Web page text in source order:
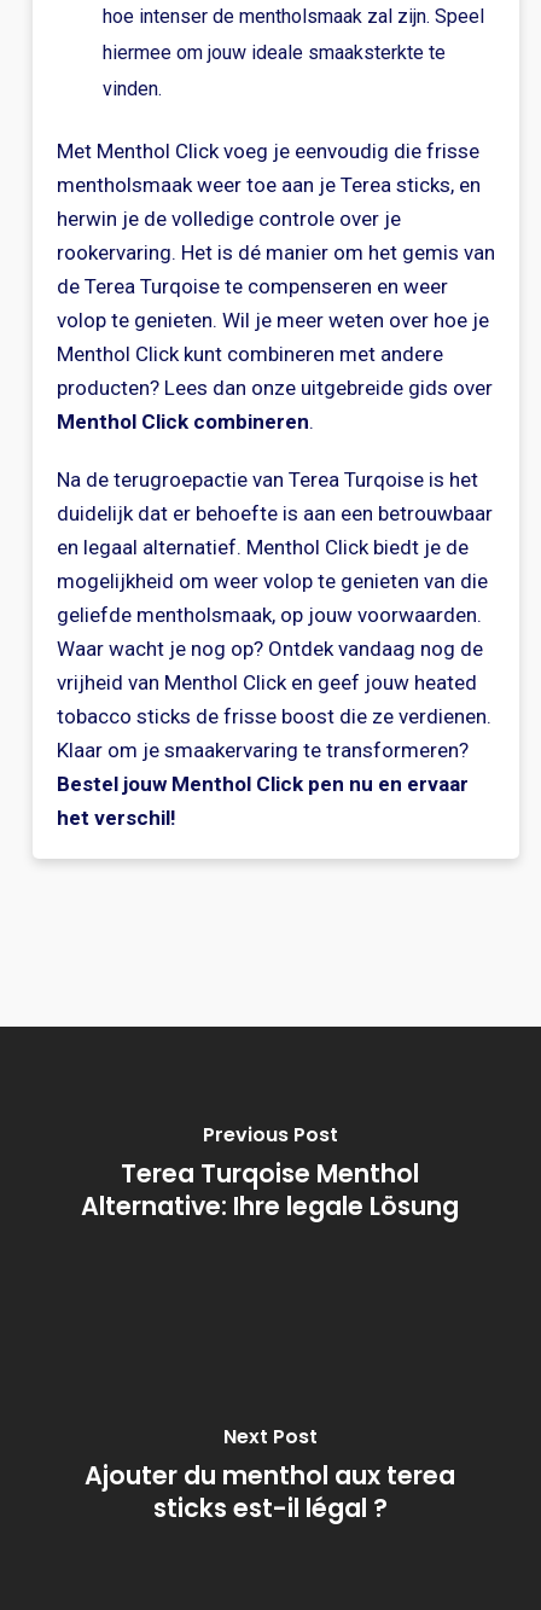
hoe intenser de mentholsmaak zal zijn. Speel
hiermee om jouw ideale smaaksterkte te
vinden.
Met Menthol Click voeg je eenvoudig die frisse
mentholsmaak weer toe aan je Terea sticks, en
herwin je de volledige controle over je
rookervaring. Het is dé manier om het gemis van
de Terea Turqoise te compenseren en weer
volop te genieten. Wil je meer weten over hoe je
Menthol Click kunt combineren met andere
producten? Lees dan onze uitgebreide gids over
Menthol Click combineren.
Na de terugroepactie van Terea Turqoise is het
duidelijk dat er behoefte is aan een betrouwbaar
en legaal alternatief. Menthol Click biedt je de
mogelijkheid om weer volop te genieten van die
geliefde mentholsmaak, op jouw voorwaarden.
Waar wacht je nog op? Ontdek vandaag nog de
vrijheid van Menthol Click en geef jouw heated
tobacco sticks de frisse boost die ze verdienen.
Klaar om je smaakervaring te transformeren?
Bestel jouw Menthol Click pen nu en ervaar
het verschil!
Previous Post
Terea Turqoise Menthol
Alternative: Ihre legale Lösung
Next Post
Ajouter du menthol aux terea
sticks est-il légal ?